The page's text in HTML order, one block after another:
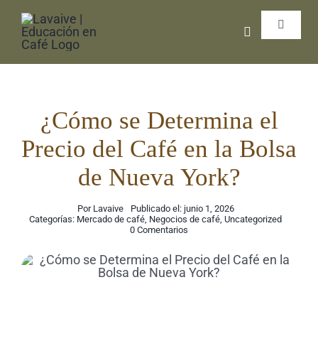
Saltar
Toggle
Inicio
Cursos
¿Cómo se Determina el
Precio del Café en la Bolsa
de Nueva York?
Por Lavaive
Publicado el: junio 1, 2026
Categorías: Mercado de café, Negocios de café, Uncategorized
0 Comentarios
Determina
el